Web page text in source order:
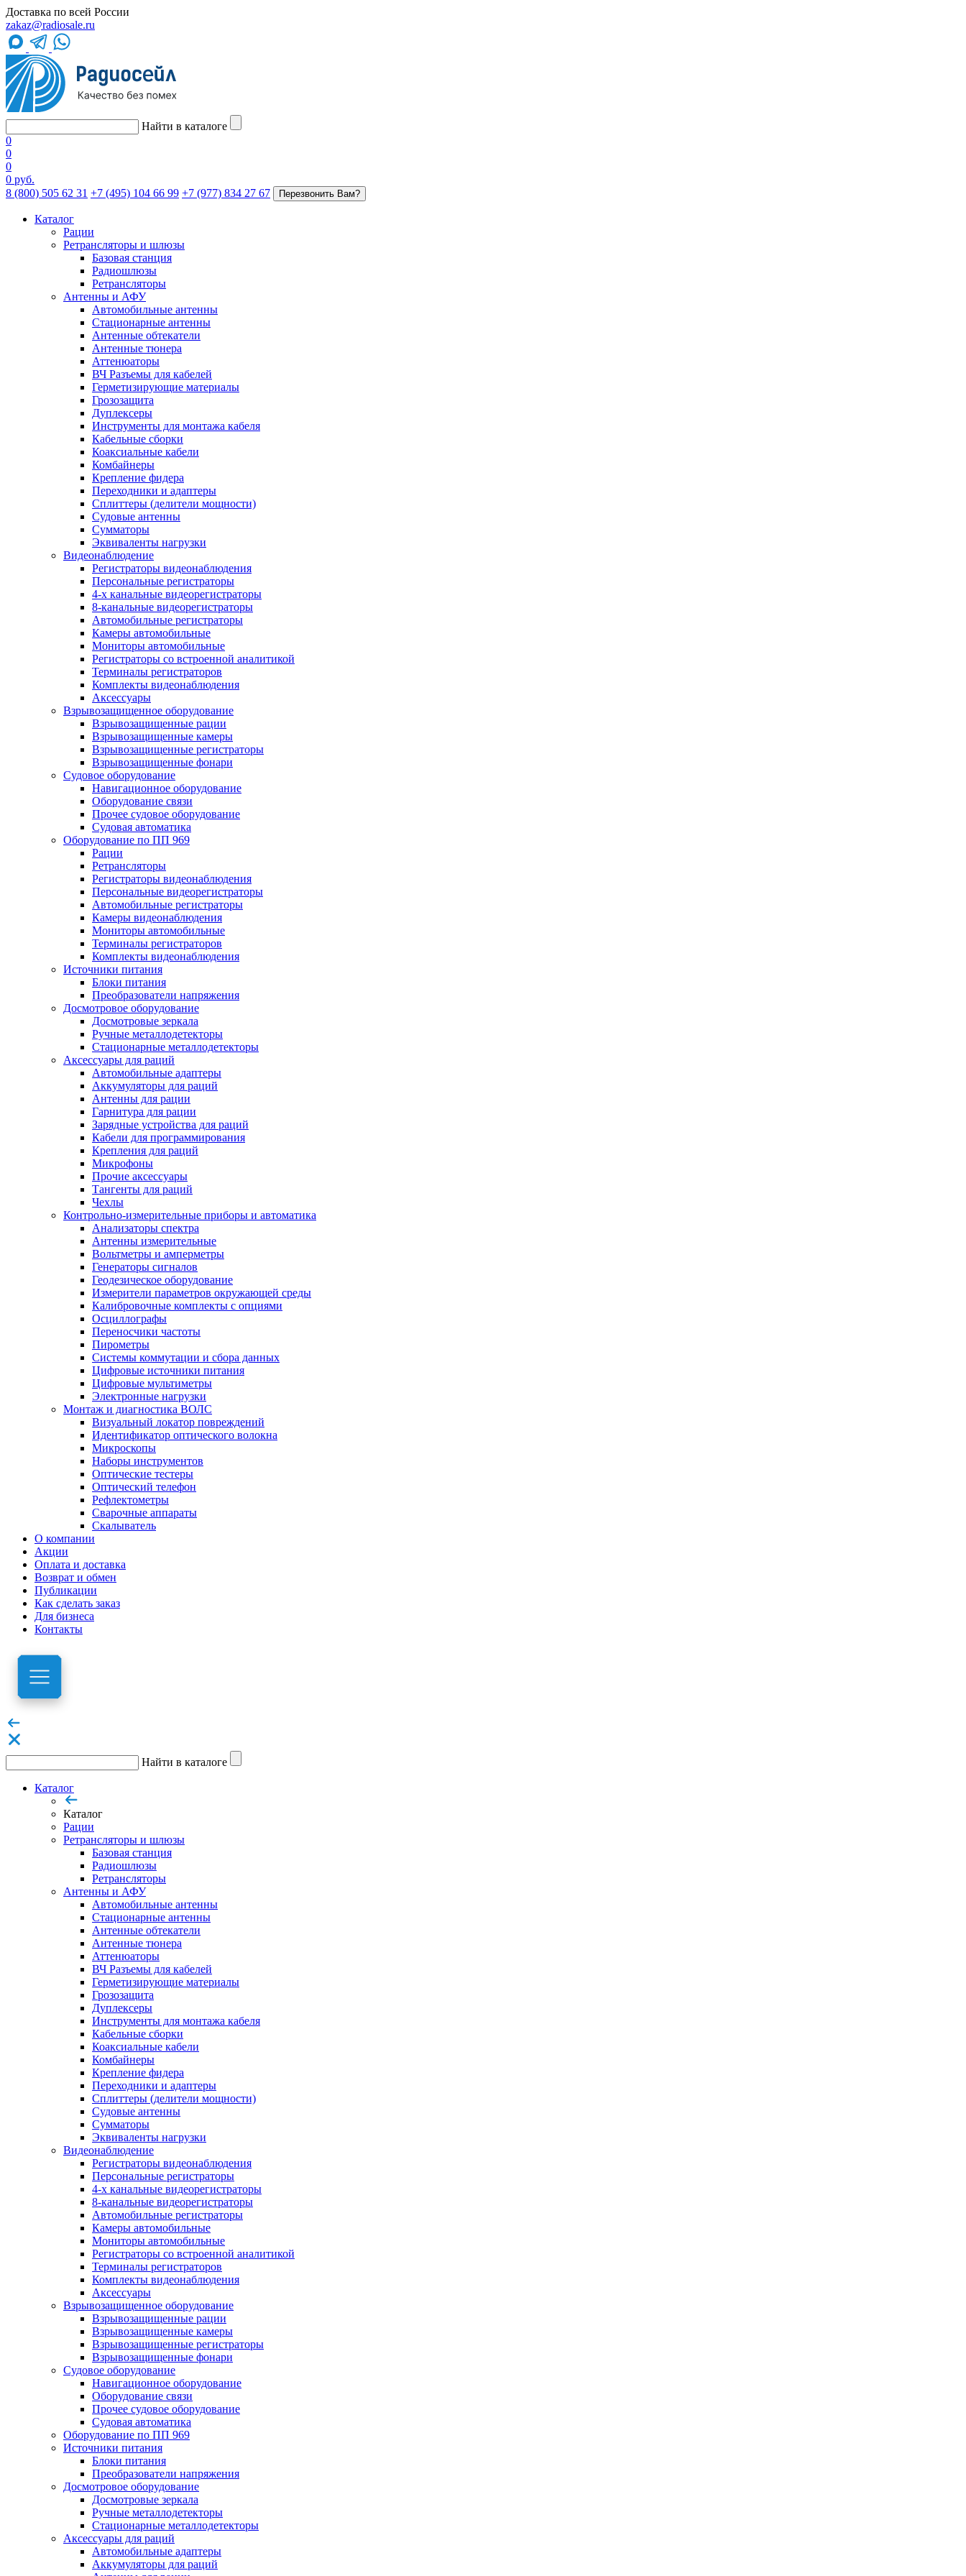
Доставка по всей России
zakaz@radiosale.ru
Найти в каталоге
0
0
0
0 руб.
8 (800) 505 62 31 +7 (495) 104 66 99 +7 (977) 834 27 67 Перезвонить Вам?
Каталог
Рации
Ретрансляторы и шлюзы
Базовая станция
Радиошлюзы
Ретрансляторы
Антенны и АФУ
Автомобильные антенны
Стационарные антенны
Антенные обтекатели
Антенные тюнера
Аттенюаторы
ВЧ Разъемы для кабелей
Герметизирующие материалы
Грозозащита
Дуплексеры
Инструменты для монтажа кабеля
Кабельные сборки
Коаксиальные кабели
Комбайнеры
Крепление фидера
Переходники и адаптеры
Сплиттеры (делители мощности)
Судовые антенны
Сумматоры
Эквиваленты нагрузки
Видеонаблюдение
Регистраторы видеонаблюдения
Персональные регистраторы
4-х канальные видеорегистраторы
8-канальные видеорегистраторы
Автомобильные регистраторы
Камеры автомобильные
Мониторы автомобильные
Регистраторы со встроенной аналитикой
Терминалы регистраторов
Комплекты видеонаблюдения
Аксессуары
Взрывозащищенное оборудование
Взрывозащищенные рации
Взрывозащищенные камеры
Взрывозащищенные регистраторы
Взрывозащищенные фонари
Судовое оборудование
Навигационное оборудование
Оборудование связи
Прочее судовое оборудование
Судовая автоматика
Оборудование по ПП 969
Рации
Ретрансляторы
Регистраторы видеонаблюдения
Персональные видеорегистраторы
Автомобильные регистраторы
Камеры видеонаблюдения
Мониторы автомобильные
Терминалы регистраторов
Комплекты видеонаблюдения
Источники питания
Блоки питания
Преобразователи напряжения
Досмотровое оборудование
Досмотровые зеркала
Ручные металлодетекторы
Стационарные металлодетекторы
Аксессуары для раций
Автомобильные адаптеры
Аккумуляторы для раций
Антенны для рации
Гарнитура для рации
Зарядные устройства для раций
Кабели для программирования
Крепления для раций
Микрофоны
Прочие аксессуары
Тангенты для раций
Чехлы
Контрольно-измерительные приборы и автоматика
Анализаторы спектра
Антенны измерительные
Вольтметры и амперметры
Генераторы сигналов
Геодезическое оборудование
Измерители параметров окружающей среды
Калибровочные комплекты с опциями
Осциллографы
Переносчики частоты
Пирометры
Системы коммутации и сбора данных
Цифровые источники питания
Цифровые мультиметры
Электронные нагрузки
Монтаж и диагностика ВОЛС
Визуальный локатор повреждений
Идентификатор оптического волокна
Микроскопы
Наборы инструментов
Оптические тестеры
Оптический телефон
Рефлектометры
Сварочные аппараты
Скалыватель
О компании
Акции
Оплата и доставка
Возврат и обмен
Публикации
Как сделать заказ
Для бизнеса
Контакты
Найти в каталоге
Каталог
Каталог
Рации
Ретрансляторы и шлюзы
Базовая станция
Радиошлюзы
Ретрансляторы
Антенны и АФУ
Автомобильные антенны
Стационарные антенны
Антенные обтекатели
Антенные тюнера
Аттенюаторы
ВЧ Разъемы для кабелей
Герметизирующие материалы
Грозозащита
Дуплексеры
Инструменты для монтажа кабеля
Кабельные сборки
Коаксиальные кабели
Комбайнеры
Крепление фидера
Переходники и адаптеры
Сплиттеры (делители мощности)
Судовые антенны
Сумматоры
Эквиваленты нагрузки
Видеонаблюдение
Регистраторы видеонаблюдения
Персональные регистраторы
4-х канальные видеорегистраторы
8-канальные видеорегистраторы
Автомобильные регистраторы
Камеры автомобильные
Мониторы автомобильные
Регистраторы со встроенной аналитикой
Терминалы регистраторов
Комплекты видеонаблюдения
Аксессуары
Взрывозащищенное оборудование
Взрывозащищенные рации
Взрывозащищенные камеры
Взрывозащищенные регистраторы
Взрывозащищенные фонари
Судовое оборудование
Навигационное оборудование
Оборудование связи
Прочее судовое оборудование
Судовая автоматика
Оборудование по ПП 969
Источники питания
Блоки питания
Преобразователи напряжения
Досмотровое оборудование
Досмотровые зеркала
Ручные металлодетекторы
Стационарные металлодетекторы
Аксессуары для раций
Автомобильные адаптеры
Аккумуляторы для раций